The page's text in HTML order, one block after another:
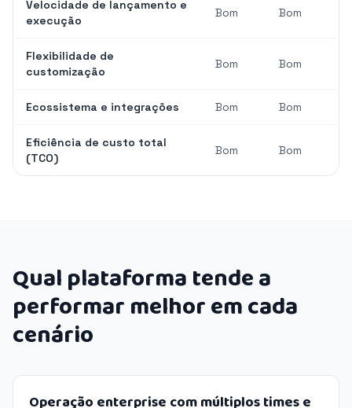
Velocidade de lançamento e
execução
Bom Bom
Flexibilidade de
customização
Bom Bom
Ecossistema e integrações Bom Bom
Eficiência de custo total
(TCO)
Bom Bom
Qual plataforma tende a
performar melhor em cada
cenário
Operação enterprise com múltiplos times e